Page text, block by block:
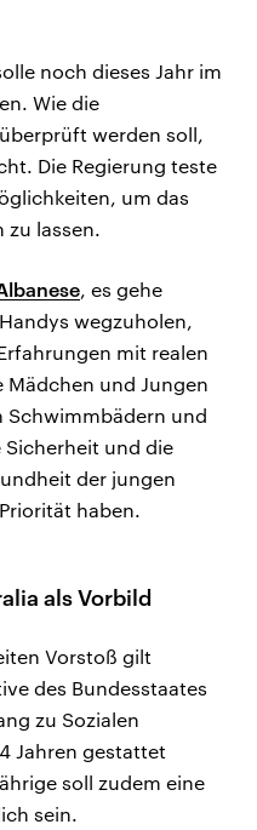
noch dieses Jahr im
Wie die
werden soll,
Die Regierung teste
um das
zu lassen.
, es gehe
wegzuholen,
mit realen
Mädchen und Jungen
Schwimmbädern und
Sicherheit und die
der jungen
haben.
als Vorbild
Vorstoß gilt
des Bundesstaates
zu Sozialen
Jahren gestattet
soll zudem eine
sein.